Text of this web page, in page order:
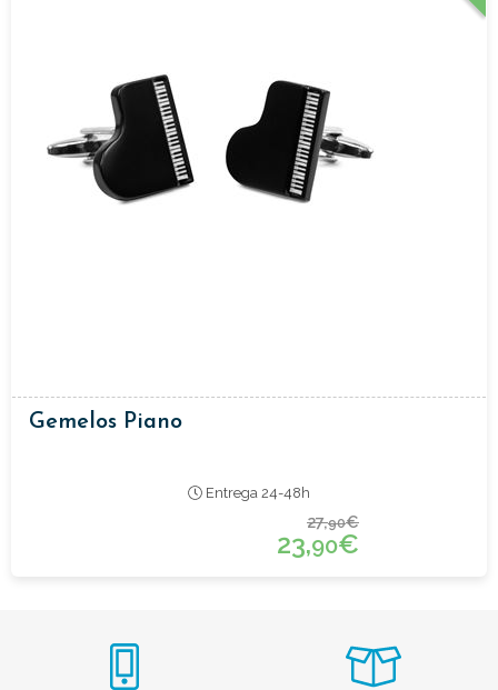
Gemelos Piano
Entrega 24-48h
27,90€
23,90€